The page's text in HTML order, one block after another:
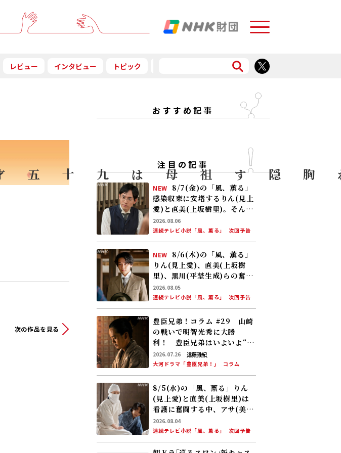
Menu
レビュー インタビュー トピック
胸隠す
次の作品を見る
おすすめ記事
注目の記事
NEW
8/7(金)の「風、薫る」
感染収束に安堵するりん(見上
愛)と直美(上坂樹里)。そんな
中、黒川(平埜生成)がりんに
ある提案をする
2026.08.06
連続テレビ小説「風、薫る」
次回予告
NEW
8/6(木)の「風、薫る」
りん(見上愛)、直美(上坂樹
里)、黒川(平埜生成)らの奮闘
に、村人たちも理解を示し始
める。しかし、アサ(美山加
恋)の容体はなかなか改善せ
ず……
2026.08.05
連続テレビ小説「風、薫る」
次回予告
豊臣兄弟！コラム #29 山崎
の戦いで明智光秀に大勝
利！ 豊臣兄弟はいよいよ“天
下への道”を歩み始める
2026.07.26
遠藤珠紀
大河ドラマ「豊臣兄弟！」
コラム
8/5(水)の「風、薫る」りん
(見上愛)と直美(上坂樹里)は
看護に奮闘する中、アサ(美山
加恋)の夫・太助(板橋駿谷)が
避病院にやってくる
2026.08.04
連続テレビ小説「風、薫る」
次回予告